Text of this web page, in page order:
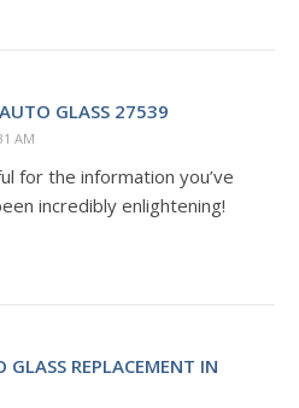
GLASS 27539
AM
for the information you’ve
incredibly enlightening!
GLASS REPLACEMENT IN